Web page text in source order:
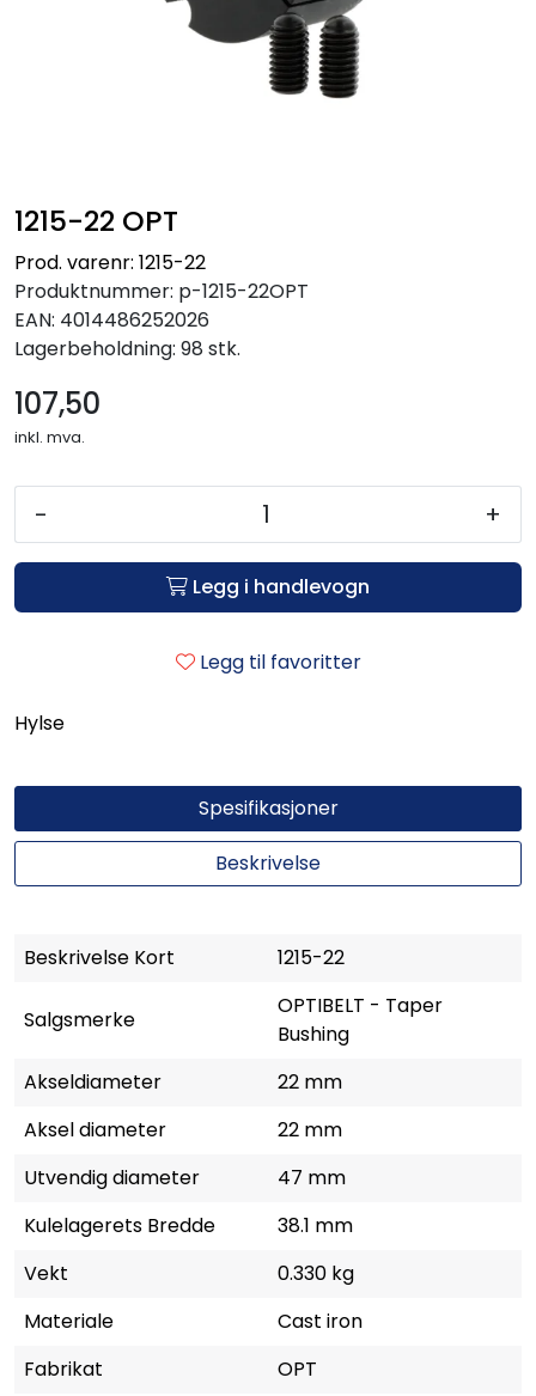
1215-22 OPT
Prod. varenr: 1215-22
Produktnummer: p-1215-22OPT
EAN: 4014486252026
Lagerbeholdning: 98 stk.
107,50
inkl. mva.
- +
Legg i handlevogn
Legg til favoritter
Hylse
Spesifikasjoner
Beskrivelse
Beskrivelse Kort 1215-22
Salgsmerke
OPTIBELT - Taper
Bushing
Akseldiameter
22 mm
Aksel diameter
22 mm
Utvendig diameter
47 mm
Kulelagerets Bredde
38.1 mm
Vekt
0.330 kg
Materiale
Cast iron
Fabrikat
OPT